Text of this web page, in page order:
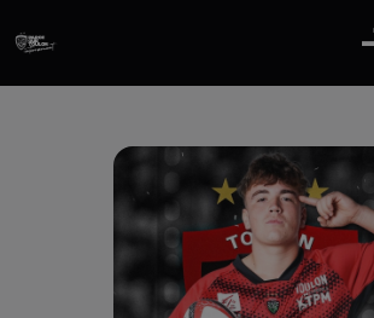
Actualités
Équipe pro
Nos équipes